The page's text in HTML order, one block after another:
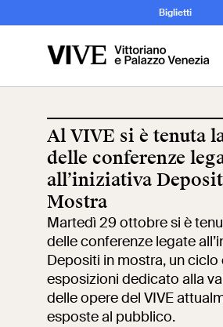
Visita
News
Educazione
Biglietti
Al VIVE si è tenuta
delle conferenze
all’iniziativa
Mostra
Martedì 29 ottobre si è
delle conferenze legate
Depositi in mostra, un ciclo
esposizioni dedicato alla
delle opere del VIVE
esposte al pubblico.